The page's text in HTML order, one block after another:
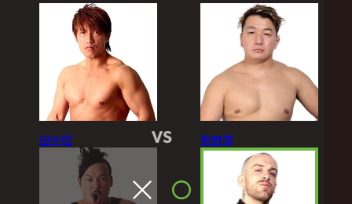
田中稔 VS 熊野準